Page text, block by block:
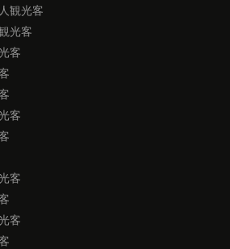
観光客
光客
客
客
客
客